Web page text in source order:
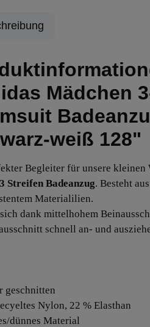
Mädchen
weiß 128"
Begleiter für unsere kleinen
Streifen Badeanzug. Besteht
Materialilien.
dank mittelhohem
schnell an- und
geschnitten
Nylon, 22 % Elasthan
dünnes Material